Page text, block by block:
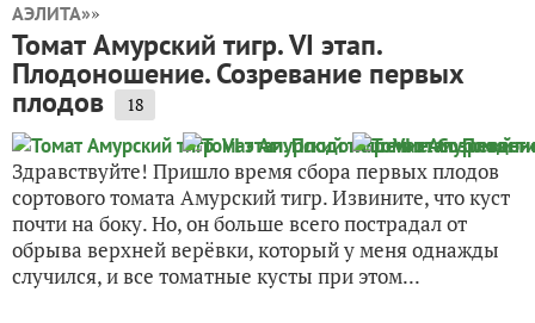
АЭЛИТА»»
Томат Амурский тигр. VI этап.
Плодоношение. Созревание первых
плодов 18
Здравствуйте! Пришло время сбора первых плодов
сортового томата Амурский тигр. Извините, что куст
почти на боку. Но, он больше всего пострадал от
обрыва верхней верёвки, который у меня однажды
случился, и все томатные кусты при этом...